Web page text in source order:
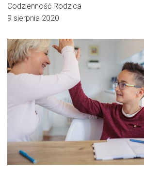
Codzienność Rodzica
9 sierpnia 2020